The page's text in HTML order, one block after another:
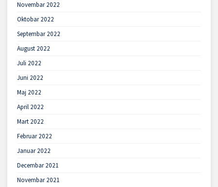
Novembar 2022
Oktobar 2022
Septembar 2022
August 2022
Juli 2022
Juni 2022
Maj 2022
April 2022
Mart 2022
Februar 2022
Januar 2022
Decembar 2021
Novembar 2021